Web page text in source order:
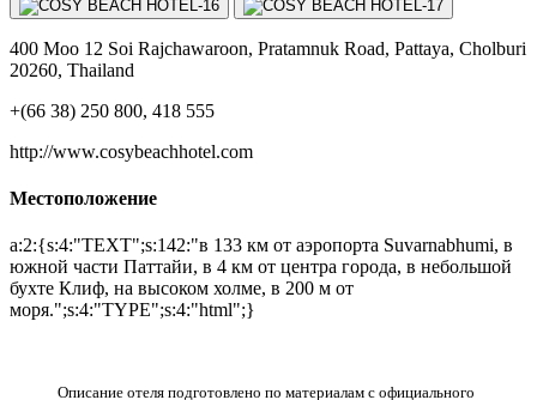
400 Moo 12 Soi Rajchawaroon, Pratamnuk Road, Pattaya, Cholburi
20260, Thailand
+(66 38) 250 800, 418 555
http://www.cosybeachhotel.com
Местоположение
a:2:{s:4:"TEXT";s:142:"в 133 км от аэропорта Suvarnabhumi, в
южной части Паттайи, в 4 км от центра города, в небольшой
бухте Клиф, на высоком холме, в 200 м от
моря.";s:4:"TYPE";s:4:"html";}
Описание отеля подготовлено по материалам с официального